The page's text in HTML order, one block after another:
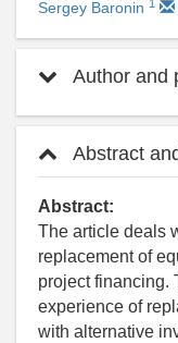
Sergey Baronin 1
Author and
Abstract
Abstract:
The article deals
replacement of
project financing.
experience of
with alternative